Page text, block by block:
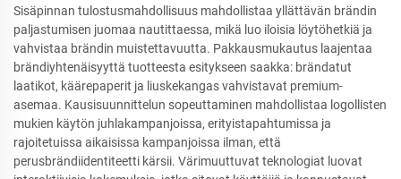
Sisäpinnan tulostusmahdollisuus mahdollistaa yllättävän brändin
paljastumisen juomaa nautittaessa, mikä luo iloisia löytöhetkiä ja
vahvistaa brändin muistettavuutta. Pakkausmukautus laajentaa
brändiyhtenäisyyttä tuotteesta esitykseen saakka: brändatut
laatikot, käärepaperit ja liuskekangas vahvistavat premium-
asemaa. Kausisuunnittelun sopeuttaminen mahdollistaa logollisten
mukien käytön juhlakampanjoissa, erityistapahtumissa ja
rajoitetuissa aikaisissa kampanjoissa ilman, että
perusbrändiidentiteetti kärsii. Värimuuttuvat teknologiat luovat